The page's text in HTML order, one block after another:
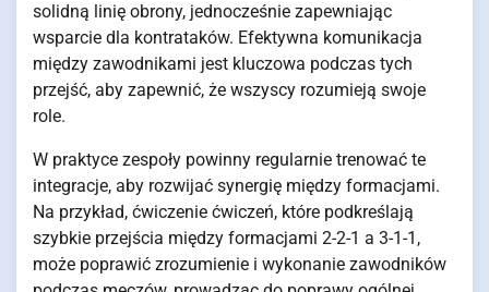
solidną linię obrony, jednocześnie zapewniając
wsparcie dla kontrataków. Efektywna komunikacja
między zawodnikami jest kluczowa podczas tych
przejść, aby zapewnić, że wszyscy rozumieją swoje
role.
W praktyce zespoły powinny regularnie trenować te
integracje, aby rozwijać synergię między formacjami.
Na przykład, ćwiczenie ćwiczeń, które podkreślają
szybkie przejścia między formacjami 2-2-1 a 3-1-1,
może poprawić zrozumienie i wykonanie zawodników